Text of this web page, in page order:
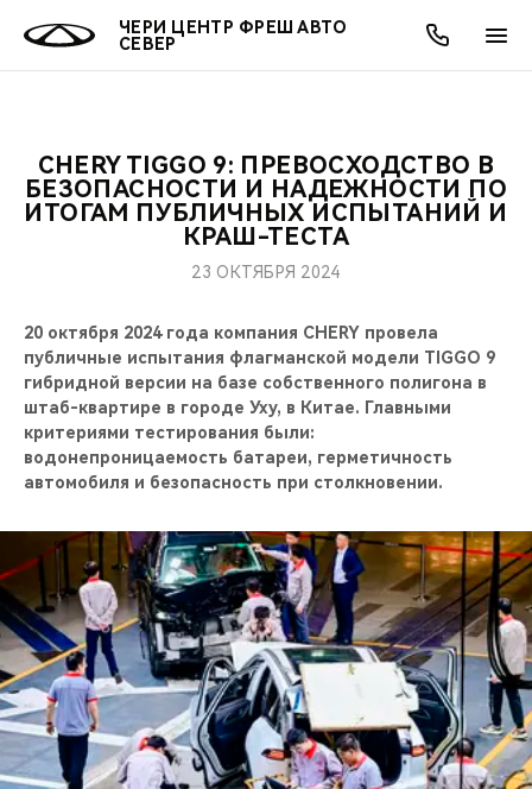
ЧЕРИ ЦЕНТР ФРЕШ АВТО
СЕВЕР
МОДЕЛИ
СЕДАНЫ
НОВИНКИ
ПОКУПАТЕЛЯМ
ВЛАДЕЛЬЦАМ
ПОДДЕРЖКА
CHERY CONNECT
МИР CHERY
CHERY В СОЦСЕТЯХ
ЛЮДИ CHERY
БЛАГОТВОРИТЕЛЬНОСТЬ
CHERY REMOTE
CHERY И СПОРТ
НАШИ МЕРОПРИЯТИЯ
ВИДЕООБЗОРЫ
CHERY ДЛЯ ДЕТЕЙ
АКЦИИ
ОНЛАЙН СЕРВИСЫ
О КОМПАНИИ
CHERY TIGGO 9: ПРЕВОСХОДСТВО В
БЕЗОПАСНОСТИ И НАДЕЖНОСТИ ПО
ИТОГАМ ПУБЛИЧНЫХ ИСПЫТАНИЙ И
КРАШ-ТЕСТА
23 ОКТЯБРЯ 2024
20 октября 2024 года компания CHERY провела
публичные испытания флагманской модели TIGGO 9
гибридной версии на базе собственного полигона в
штаб-квартире в городе Уху, в Китае. Главными
критериями тестирования были:
водонепроницаемость батареи, герметичность
автомобиля и безопасность при столкновении.